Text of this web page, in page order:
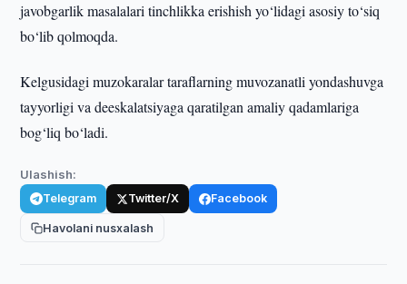
javobgarlik masalalari tinchlikka erishish yo‘lidagi asosiy to‘siq
bo‘lib qolmoqda.
Kelgusidagi muzokaralar taraflarning muvozanatli yondashuvga
tayyorligi va deeskalatsiyaga qaratilgan amaliy qadamlariga
bog‘liq bo‘ladi.
Ulashish:
Telegram Twitter/X Facebook
Havolani nusxalash